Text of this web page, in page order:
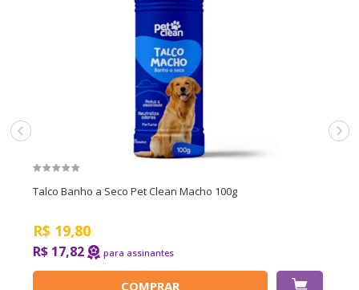
Talco Banho a Seco Pet Clean Macho 100g
R$ 19,80
R$ 17,82
COMPRAR